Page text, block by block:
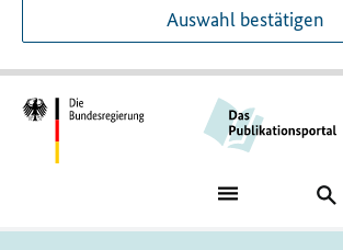
Auswahl bestätigen